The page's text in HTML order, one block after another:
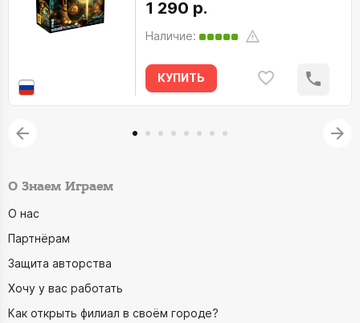
1 290 р.
Наличие:
КУПИТЬ
О Знаем Играем
О нас
Партнёрам
Защита авторства
Хочу у вас работать
Как открыть филиал в своём городе?